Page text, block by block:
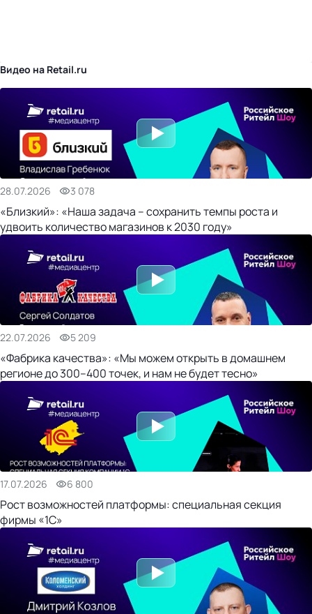
Видео на Retail.ru
28.07.2026 3 078
«Близкий»: «Наша задача – сохранить темпы роста и
удвоить количество магазинов к 2030 году»
22.07.2026 5 209
«Фабрика качества»: «Мы можем открыть в домашнем
регионе до 300–400 точек, и нам не будет тесно»
17.07.2026 6 800
Рост возможностей платформы: специальная секция
фирмы «1С»